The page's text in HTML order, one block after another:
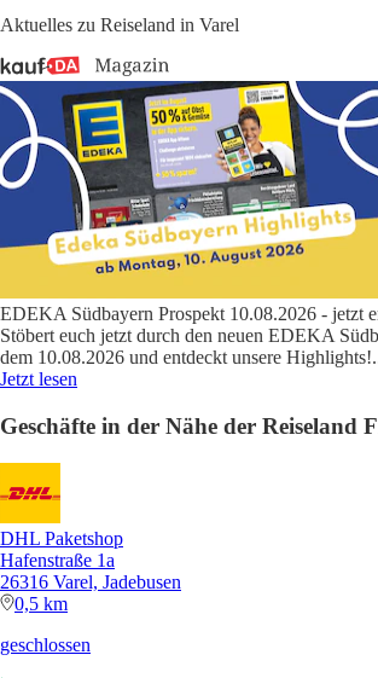
Aktuelles zu Reiseland in Varel
EDEKA Südbayern Prospekt 10.08.2026 - jetzt
Stöbert euch jetzt durch den neuen EDEKA
dem 10.08.2026 und entdeckt unsere Highlights!
Jetzt lesen
Geschäfte in der Nähe der Reiseland
DHL Paketshop
Hafenstraße 1a
26316 Varel, Jadebusen
0,5 km
geschlossen